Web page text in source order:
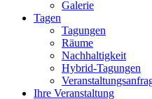
Galerie
Tagen
Tagungen
Räume
Nachhaltigkeit
Hybrid-Tagungen
Ihre Veranstaltung